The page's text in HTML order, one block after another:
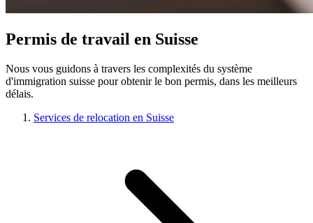
Permis de travail en Suisse
Nous vous guidons à travers les complexités du système
d'immigration suisse pour obtenir le bon permis, dans les meilleurs
délais.
Services de relocation en Suisse